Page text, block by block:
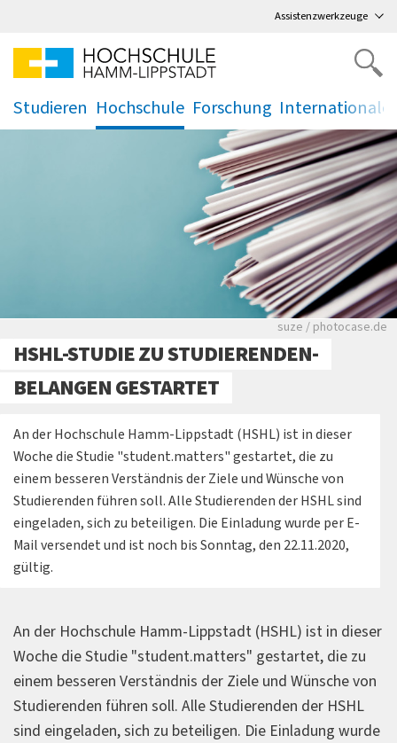
Assistenzwerkzeuge
Studieren
.
Hochschule
.
Forschung
. .
Viele Zeitungen.
suze / photocase.de
HSHL-STUDIE ZU STUDIERENDEN-
BELANGEN GESTARTET
An der Hochschule Hamm-Lippstadt (HSHL) ist in dieser
Woche die Studie "student.matters" gestartet, die zu
einem besseren Verständnis der Ziele und Wünsche von
Studierenden führen soll. Alle Studierenden der HSHL sind
eingeladen, sich zu beteiligen. Die Einladung wurde per E-
Mail versendet und ist noch bis Sonntag, den 22.11.2020,
gültig.
An der Hochschule Hamm-Lippstadt (HSHL) ist in dieser
Woche die Studie "student.matters" gestartet, die zu
einem besseren Verständnis der Ziele und Wünsche von
Studierenden führen soll. Alle Studierenden der HSHL
sind eingeladen, sich zu beteiligen. Die Einladung wurde